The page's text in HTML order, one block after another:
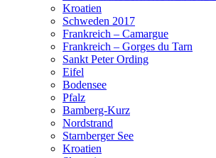
Kroatien
Schweden 2017
Frankreich – Camargue
Frankreich – Gorges du Tarn
Sankt Peter Ording
Eifel
Bodensee
Pfalz
Bamberg-Kurz
Nordstrand
Starnberger See
Kroatien